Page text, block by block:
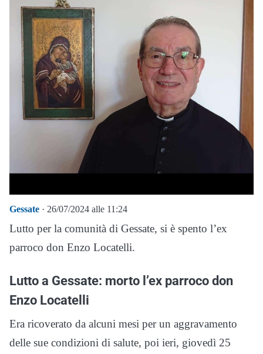
Gessate · 26/07/2024 alle 11:24
Lutto per la comunità di Gessate, si è spento l’ex
parroco don Enzo Locatelli.
Lutto a Gessate: morto l’ex parroco don
Enzo Locatelli
Era ricoverato da alcuni mesi per un aggravamento
delle sue condizioni di salute, poi ieri, giovedì 25